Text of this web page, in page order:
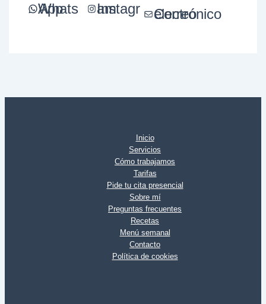
WhatsApp Instagram Correo electrónico
Inicio
Servicios
Cómo trabajamos
Tarifas
Pide tu cita presencial
Sobre mí
Preguntas frecuentes
Recetas
Menú semanal
Contacto
Política de cookies